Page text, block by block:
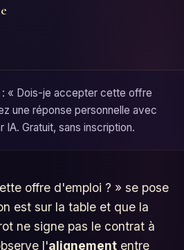
: « Dois-je accepter cette offre
une réponse personnelle avec
IA. Gratuit, sans inscription.
offre d'emploi ? » se pose
est sur la table et que la
ne signe pas le contrat à
l'alignement entre